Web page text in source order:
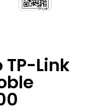
Link